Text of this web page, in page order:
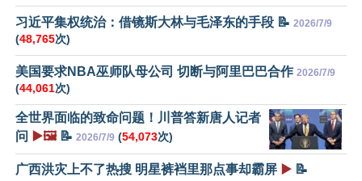
习近平集权统治：借镜斯大林与毛泽东的手段 📝 2026/7/9
(48,765次)
美国要求NBA巫师队母公司 切断与阿里巴巴合作 2026/7/9
(44,061次)
全世界面临的致命问题！川普答新唐人记者
问 ▶️🖼️📝 2026/7/9 (54,073次)
广西洪灾上不了热搜 明星裤裆里那点事却霸屏 ▶️ 📝